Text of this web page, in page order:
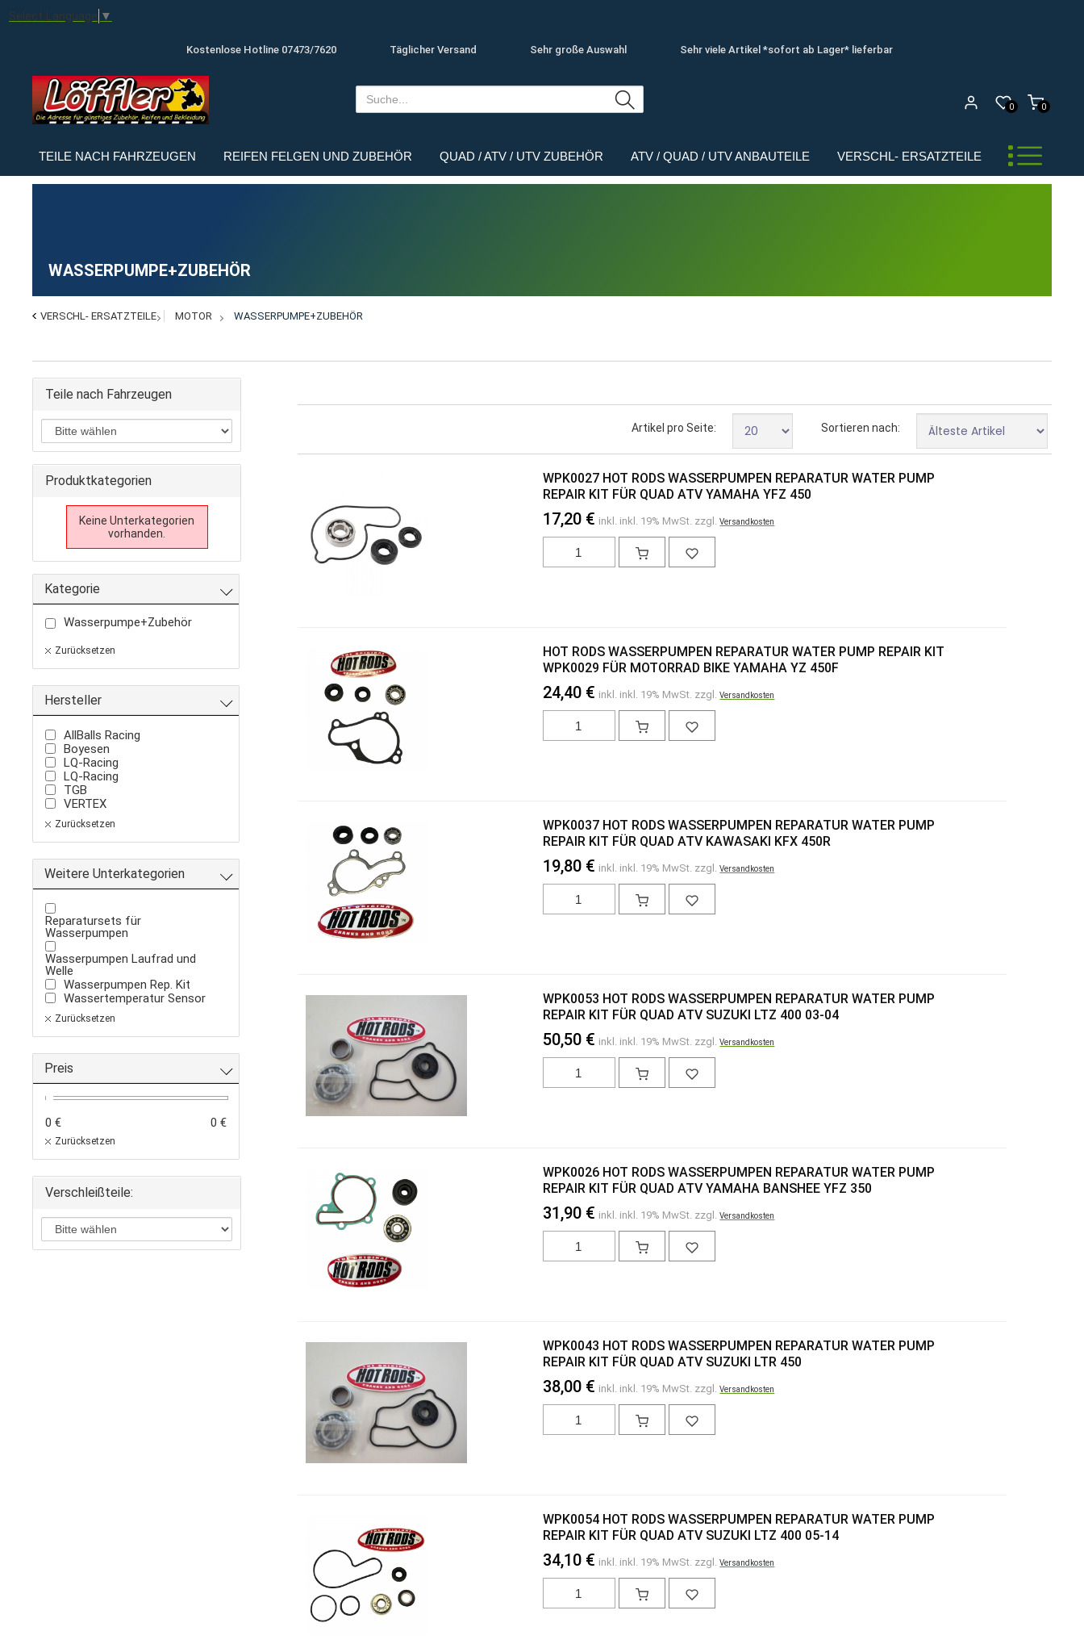
Select Language ▼
Kostenlose Hotline 07473/7620 Täglicher Versand Sehr große Auswahl Sehr viele Artikel *sofort ab Lager* lieferbar
0
0
TEILE NACH FAHRZEUGEN REIFEN FELGEN UND ZUBEHÖR QUAD / ATV / UTV ZUBEHÖR ATV / QUAD / UTV ANBAUTEILE VERSCHL- ERSATZTEILE
WASSERPUMPE+ZUBEHÖR
VERSCHL- ERSATZTEILE MOTOR WASSERPUMPE+ZUBEHÖR
Teile nach Fahrzeugen
Produktkategorien
Keine Unterkategorien
vorhanden.
Kategorie
Wasserpumpe+Zubehör
Zurücksetzen
Hersteller
AllBalls Racing
Boyesen
LQ-Racing
LQ-Racing
TGB
VERTEX
Zurücksetzen
Weitere Unterkategorien
Reparatursets für
Wasserpumpen
Wasserpumpen Laufrad und
Welle
Wasserpumpen Rep. Kit
Wassertemperatur Sensor
Zurücksetzen
Preis
0 € 0 €
Zurücksetzen
Verschleißteile:
Sortieren nach:
Artikel pro Seite:
WPK0027 HOT RODS WASSERPUMPEN REPARATUR WATER PUMP
REPAIR KIT FÜR QUAD ATV YAMAHA YFZ 450
17,20 € inkl. inkl. 19% MwSt. zzgl.Versandkosten
HOT RODS WASSERPUMPEN REPARATUR WATER PUMP REPAIR KIT
WPK0029 FÜR MOTORRAD BIKE YAMAHA YZ 450F
24,40 € inkl. inkl. 19% MwSt. zzgl.Versandkosten
WPK0037 HOT RODS WASSERPUMPEN REPARATUR WATER PUMP
REPAIR KIT FÜR QUAD ATV KAWASAKI KFX 450R
19,80 € inkl. inkl. 19% MwSt. zzgl.Versandkosten
WPK0053 HOT RODS WASSERPUMPEN REPARATUR WATER PUMP
REPAIR KIT FÜR QUAD ATV SUZUKI LTZ 400 03-04
50,50 € inkl. inkl. 19% MwSt. zzgl.Versandkosten
WPK0026 HOT RODS WASSERPUMPEN REPARATUR WATER PUMP
REPAIR KIT FÜR QUAD ATV YAMAHA BANSHEE YFZ 350
31,90 € inkl. inkl. 19% MwSt. zzgl.Versandkosten
WPK0043 HOT RODS WASSERPUMPEN REPARATUR WATER PUMP
REPAIR KIT FÜR QUAD ATV SUZUKI LTR 450
38,00 € inkl. inkl. 19% MwSt. zzgl.Versandkosten
WPK0054 HOT RODS WASSERPUMPEN REPARATUR WATER PUMP
REPAIR KIT FÜR QUAD ATV SUZUKI LTZ 400 05-14
34,10 € inkl. inkl. 19% MwSt. zzgl.Versandkosten